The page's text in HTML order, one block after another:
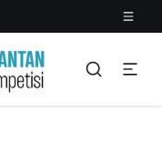
PPDB PROSES